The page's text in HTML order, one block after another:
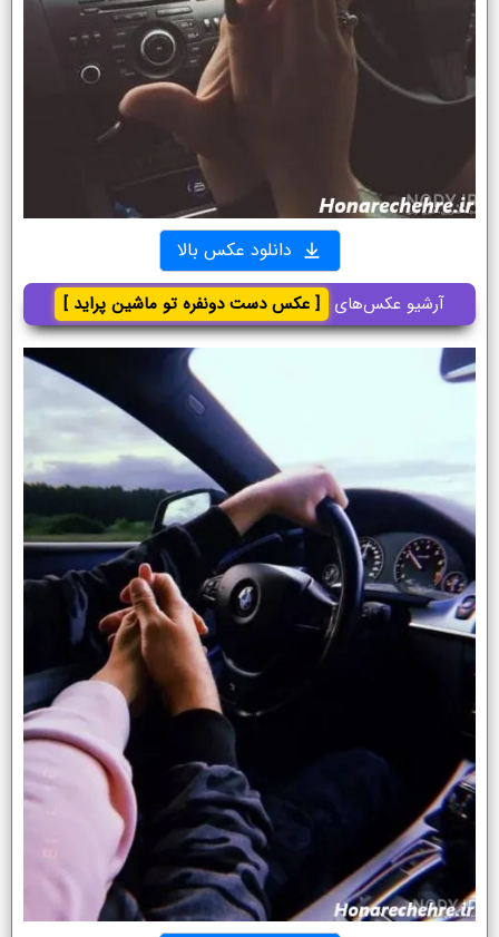
دانلود عکس بالا
آرشیو عکس‌های [ عکس دست دونفره تو ماشین پراید ]